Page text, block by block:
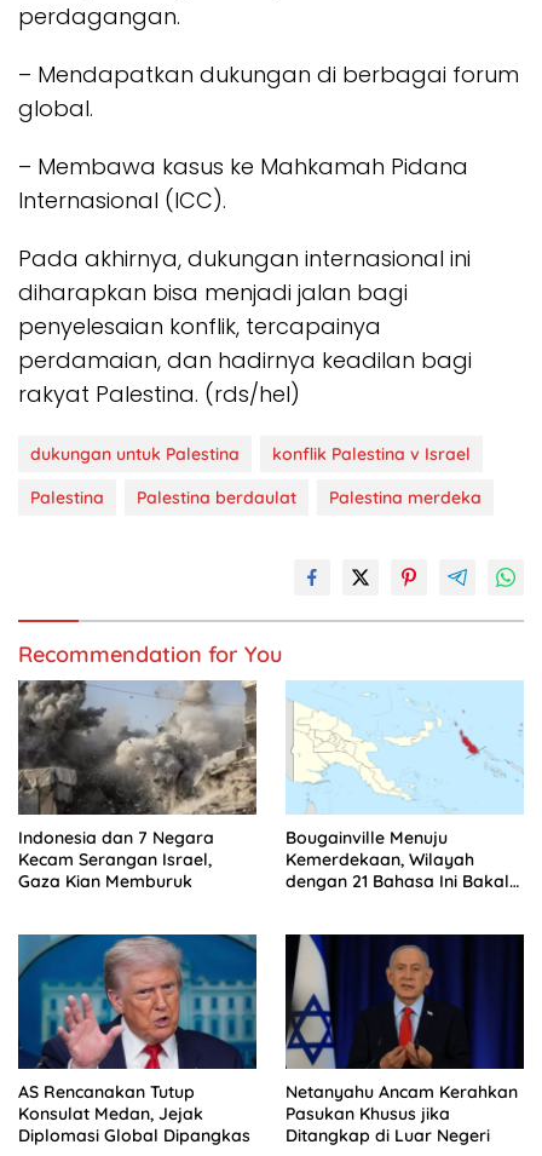
perdagangan.
– Mendapatkan dukungan di berbagai forum
global.
– Membawa kasus ke Mahkamah Pidana
Internasional (ICC).
Pada akhirnya, dukungan internasional ini
diharapkan bisa menjadi jalan bagi
penyelesaian konflik, tercapainya
perdamaian, dan hadirnya keadilan bagi
rakyat Palestina. (rds/hel)
dukungan untuk Palestina
konflik Palestina v Israel
Palestina
Palestina berdaulat Palestina merdeka
Recommendation for You
Indonesia dan 7 Negara
Kecam Serangan Israel,
Gaza Kian Memburuk
Bougainville Menuju
Kemerdekaan, Wilayah
dengan 21 Bahasa Ini Bakal
AS Rencanakan Tutup
Konsulat Medan, Jejak
Diplomasi Global Dipangkas
Netanyahu Ancam Kerahkan
Pasukan Khusus jika
Ditangkap di Luar Negeri